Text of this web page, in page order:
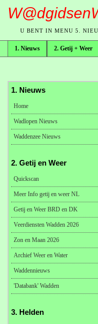
U BENT IN MENU 5.
1. Nieuws 2. Getij + Weer
1. Nieuws
Home
Wadlopen Nieuws
Waddenzee Nieuws
2. Getij en Weer
Quickscan
Meer Info getij en weer NL
Getij en Weer BRD en DK
Veerdiensten Wadden 2026
Zon en Maan 2026
Archief Weer en Water
Waddennieuws
'Databank' Wadden
3. Helden